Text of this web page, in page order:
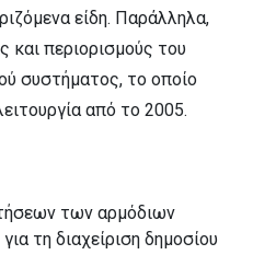
είδη. Παράλληλα,
και περιορισμούς του
συστήματος, το οποίο
από το 2005.
των αρμόδιων
τη διαχείριση δημοσίου